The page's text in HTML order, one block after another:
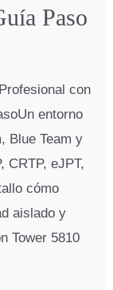
Paso
con
entorno
Blue Team y
CRTP, eJPT,
cómo
aislado y
Tower 5810